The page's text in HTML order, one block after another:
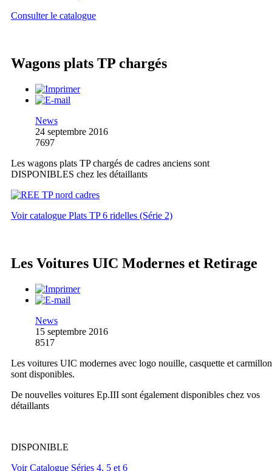
Consulter le catalogue
Wagons plats TP chargés
News
24 septembre 2016
7697
Les wagons plats TP chargés de cadres anciens sont
DISPONIBLES chez les détaillants
Voir catalogue Plats TP 6 ridelles (Série 2)
Les Voitures UIC Modernes et Retirage
News
15 septembre 2016
8517
Les voitures UIC modernes avec logo nouille, casquette et carmillon
sont disponibles.
De nouvelles voitures Ep.III sont également disponibles chez vos
détaillants
DISPONIBLE
Voir Catalogue Séries 4, 5 et 6